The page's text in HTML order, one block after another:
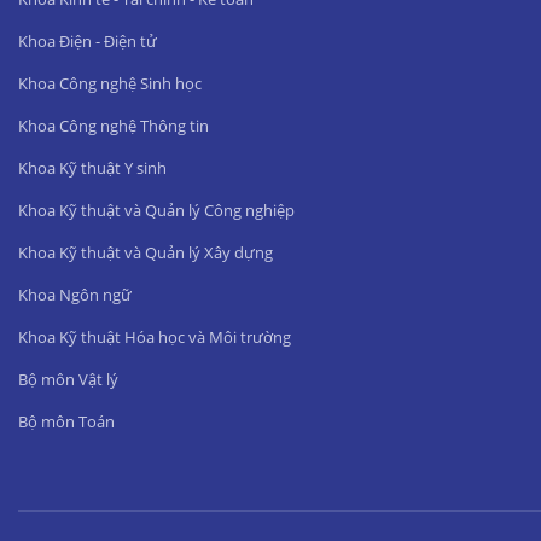
Khoa Điện - Điện tử
Khoa Công nghệ Sinh học
Khoa Công nghệ Thông tin
Khoa Kỹ thuật Y sinh
Khoa Kỹ thuật và Quản lý Công nghiệp
Khoa Kỹ thuật và Quản lý Xây dựng
Khoa Ngôn ngữ
Khoa Kỹ thuật Hóa học và Môi trường
Bộ môn Vật lý
Bộ môn Toán